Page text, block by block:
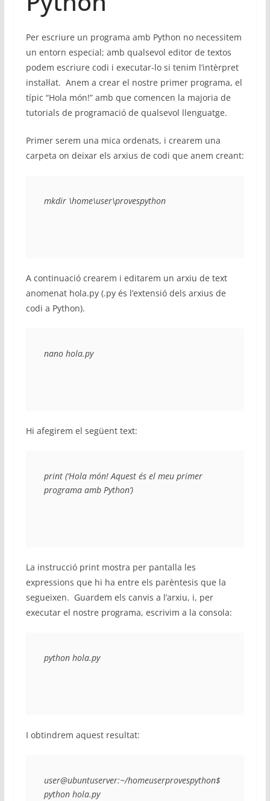
Per escriure un programa amb Python no necessitem
un entorn especial; amb qualsevol editor de textos
podem escriure codi i executar-lo si tenim l’intèrpret
instal·lat. Anem a crear el nostre primer programa, el
típic “Hola món!” amb que comencen la majoria de
tutorials de programació de qualsevol llenguatge.
Primer serem una mica ordenats, i crearem una
carpeta on deixar els arxius de codi que anem creant:
mkdir \home\user\provespython
A continuació crearem i editarem un arxiu de text
anomenat hola.py (.py és l’extensió dels arxius de
codi a Python).
nano hola.py
Hi afegirem el següent text:
print (‘Hola món! Aquest és el meu primer
programa amb Python’)
La instrucció print mostra per pantalla les
expressions que hi ha entre els parèntesis que la
segueixen. Guardem els canvis a l’arxiu, i, per
executar el nostre programa, escrivim a la consola:
python hola.py
I obtindrem aquest resultat:
user@ubuntuserver:~/homeuserprovespython$
python hola.py